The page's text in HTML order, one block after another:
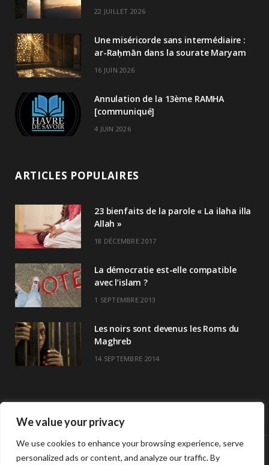
We value your privacy
We use cookies to enhance your browsing experience, serve
personalized ads or content, and analyze our traffic. By
22 JUILLET 2026
Une miséricorde sans intermédiaire :
ar-Raḥmān dans la sourate Maryam
16 JUIN 2026
Annulation de la 13ème RAMHA
[communiqué]
4 JUIN 2026
ARTICLES POPULAIRES
23 bienfaits de la parole « La ilaha illa
Allah »
18 DÉCEMBRE 2017
La démocratie est-elle compatible
avec l’islam ?
1 SEPTEMBRE 2013
Les noirs sont devenus les Roms du
Maghreb
14 SEPTEMBRE 2014
© Copyright Havre De Savoir 2024